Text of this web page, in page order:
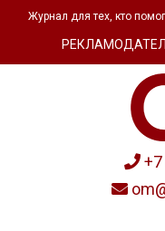
Журнал для тех, кто